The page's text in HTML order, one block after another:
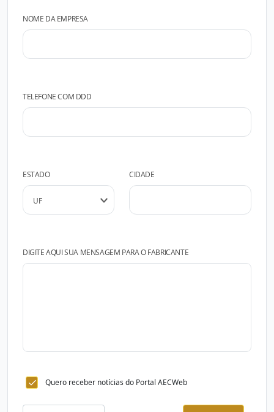
NOME DA EMPRESA
TELEFONE COM DDD
ESTADO CIDADE
DIGITE AQUI SUA MENSAGEM PARA O FABRICANTE
Quero receber notícias do Portal AECWeb